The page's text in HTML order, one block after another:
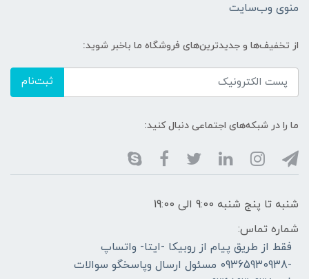
منوی وب‌سایت
از تخفیف‌ها و جدیدترین‌های فروشگاه ما باخبر شوید:
ثبت‌نام
ما را در شبکه‌های اجتماعی دنبال کنید:
شنبه تا پنج شنبه 9:00 الی 19:00
شماره تماس:
فقط از طریق پیام از روبیکا -ایتا- واتساپ
-09365930938 مسئول ارسال وپاسخگو سوالات